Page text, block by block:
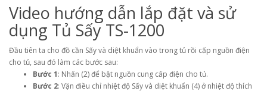
Video hướng dẫn lắp đặt và sử
dụng Tủ Sấy TS-1200
Đầu tiên ta cho đồ cần Sấy và diệt khuẩn vào trong tủ rồi cấp nguồn điện
cho tủ, sau đó làm các bước sau:
Bước 1: Nhấn (2) để bật nguồn cung cấp điện cho tủ.
Bước 2: Vặn điều chỉ nhiệt độ Sấy và diệt khuẩn (4) ở nhiệt độ thích